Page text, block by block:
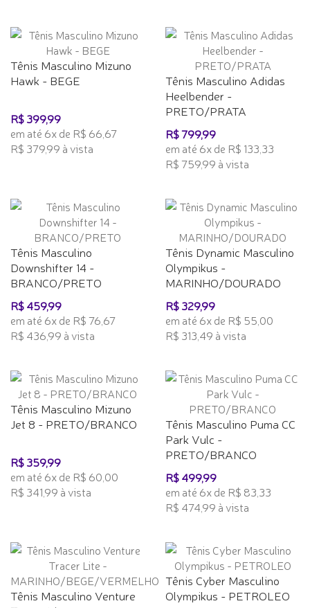
Tênis Masculino Mizuno
Hawk - BEGE
R$ 399,99
em até 6x de R$ 66,67
R$ 379,99 à vista
Tênis Masculino Adidas
Heelbender -
PRETO/PRATA
R$ 799,99
em até 6x de R$ 133,33
R$ 759,99 à vista
Tênis Masculino
Downshifter 14 -
BRANCO/PRETO
R$ 459,99
em até 6x de R$ 76,67
R$ 436,99 à vista
Tênis Dynamic Masculino
Olympikus -
MARINHO/DOURADO
R$ 329,99
em até 6x de R$ 55,00
R$ 313,49 à vista
Tênis Masculino Mizuno
Jet 8 - PRETO/BRANCO
R$ 359,99
em até 6x de R$ 60,00
R$ 341,99 à vista
Tênis Masculino Puma CC
Park Vulc -
PRETO/BRANCO
R$ 499,99
em até 6x de R$ 83,33
R$ 474,99 à vista
Tênis Masculino Venture
Tênis Cyber Masculino
Olympikus - PETROLEO